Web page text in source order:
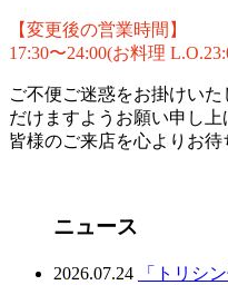
【変更後の営業時間】
17:30〜24:00(お料理
ご不便ご迷惑をお掛けい
だけますようお願い申し上
皆様のご来店を心よりお待
ニュース
2026.07.24
「トリシ